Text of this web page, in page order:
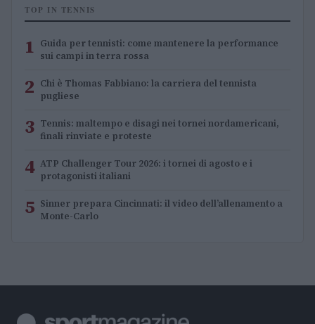
TOP IN TENNIS
1 Guida per tennisti: come mantenere la performance
sui campi in terra rossa
2 Chi è Thomas Fabbiano: la carriera del tennista
pugliese
3 Tennis: maltempo e disagi nei tornei nordamericani,
finali rinviate e proteste
4 ATP Challenger Tour 2026: i tornei di agosto e i
protagonisti italiani
5 Sinner prepara Cincinnati: il video dell’allenamento a
Monte-Carlo